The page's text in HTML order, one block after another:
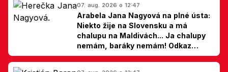
07. aug. 2026 o 12:47
Arabela Jana Nagyová na plné ústa:
Niekto žije na Slovensku a má
chalupu na Maldivách... Ja chalupy
nemám, baráky nemám! Odkaz
Slovákom